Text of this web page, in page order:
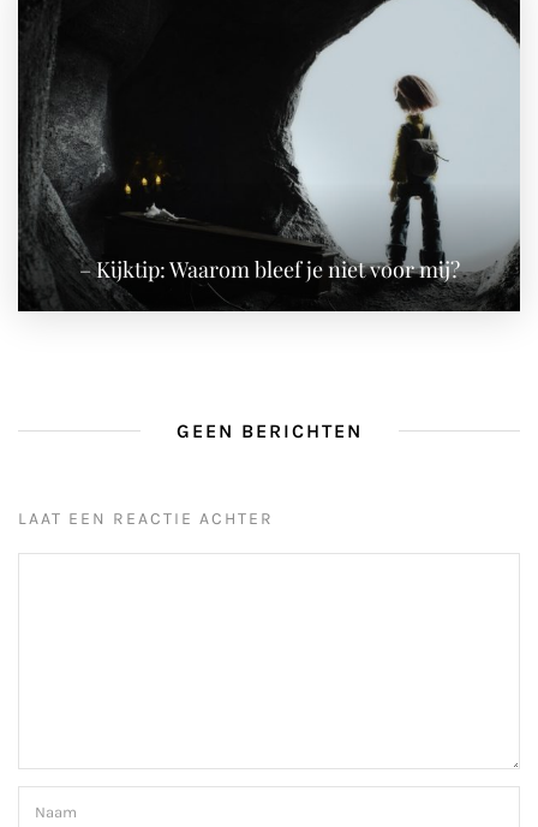
– Kijktip: Waarom bleef je niet voor mij?
GEEN BERICHTEN
LAAT EEN REACTIE ACHTER